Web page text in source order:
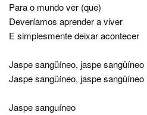
Para o mundo ver (que)
Deveríamos aprender a viver
E simplesmente deixar acontecer
Jaspe sangüíneo, jaspe sangüíneo
Jaspe sangüíneo, jaspe sangüíneo
Jaspe sanguíneo